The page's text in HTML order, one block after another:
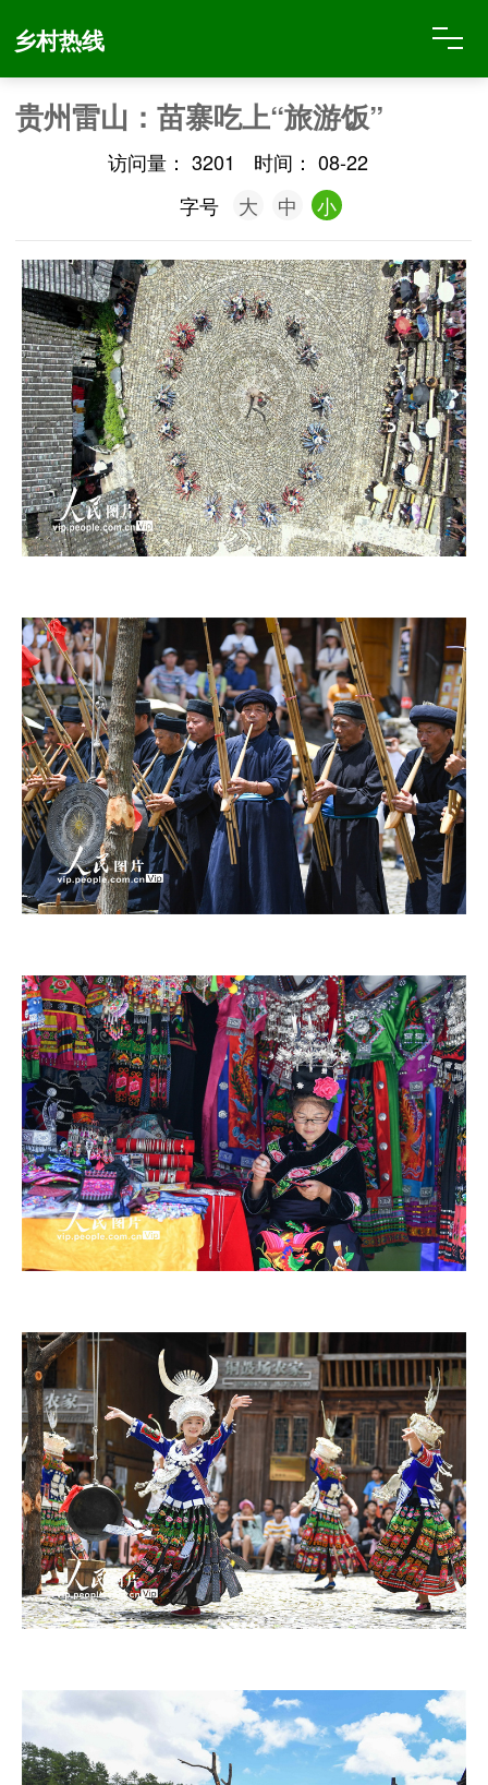
乡村热线
贵州雷山：苗寨吃上“旅游饭”
访问量： 3201 时间： 08-22
字号
大 中 小